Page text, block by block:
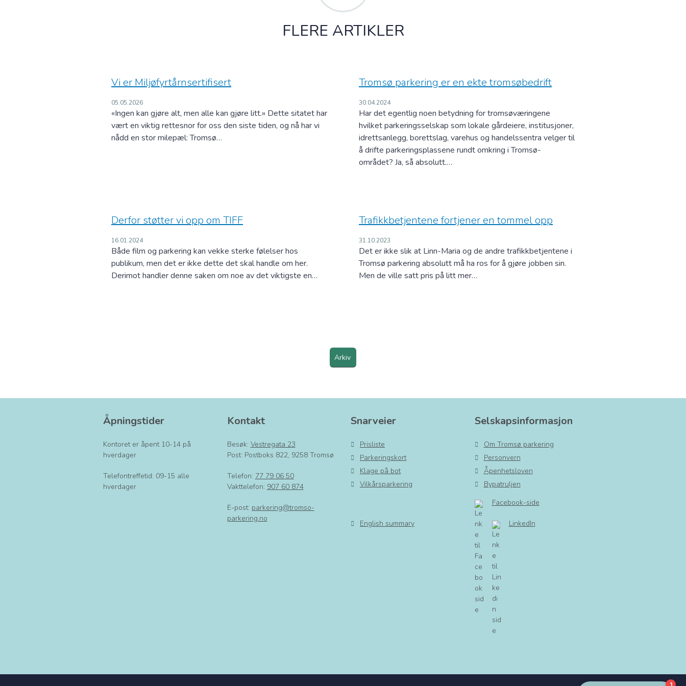
FLERE ARTIKLER
Vi er Miljøfyrtårnsertifisert
05.05.2026
«Ingen kan gjøre alt, men alle kan gjøre litt.» Dette sitatet har
vært en viktig rettesnor for oss den siste tiden, og nå har vi
nådd en stor milepæl: Tromsø…
Tromsø parkering er en ekte tromsøbedrift
30.04.2024
Har det egentlig noen betydning for tromsøværingene
hvilket parkeringsselskap som lokale gårdeiere, institusjoner,
idrettsanlegg, borettslag, varehus og handelssentra velger til
å drifte parkeringsplassene rundt omkring i Tromsø-
området? Ja, så absolutt.…
Derfor støtter vi opp om TIFF
16.01.2024
Både film og parkering kan vekke sterke følelser hos
publikum, men det er ikke dette det skal handle om her.
Derimot handler denne saken om noe av det viktigste en…
Trafikkbetjentene fortjener en tommel opp
31.10.2023
Det er ikke slik at Linn-Maria og de andre trafikkbetjentene i
Tromsø parkering absolutt må ha ros for å gjøre jobben sin.
Men de ville satt pris på litt mer…
Arkiv
Åpningstider
Kontoret er åpent 10-14 på
hverdager
Telefontreffetid: 09-15 alle
hverdager
Kontakt
Besøk: Vestregata 23
Post: Postboks 822, 9258 Tromsø
Telefon: 77 79 06 50
Vakttelefon: 907 60 874
E-post: parkering@tromso-
parkering.no
Snarveier
Prisliste
Parkeringskort
Klage på bot
Vilkårsparkering
English summary
Selskapsinformasjon
Om Tromsø parkering
Personvern
Åpenhetsloven
Bypatruljen
Facebook-side
LinkedIn